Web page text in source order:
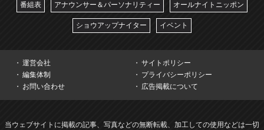
番組表 アナウンサー＆パーソナリティー オールナイトニッポン
ショウアップナイター イベント
運営会社
サイトポリシー
編集体制
プライバシーポリシー
お問い合わせ
広告掲載について
当ウェブサイトに掲載の記事、写真などの無断転載、加工しての使用などは一切